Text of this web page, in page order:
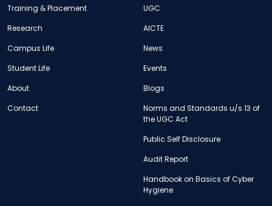
Training & Placement
Research
Campus Life
Student Life
About
Contact
UGC
AICTE
News
Events
Blogs
Norms and Standards u/s 13 of
the UGC Act
Public Self Disclosure
Audit Report
Handbook on Basics of Cyber
Hygiene